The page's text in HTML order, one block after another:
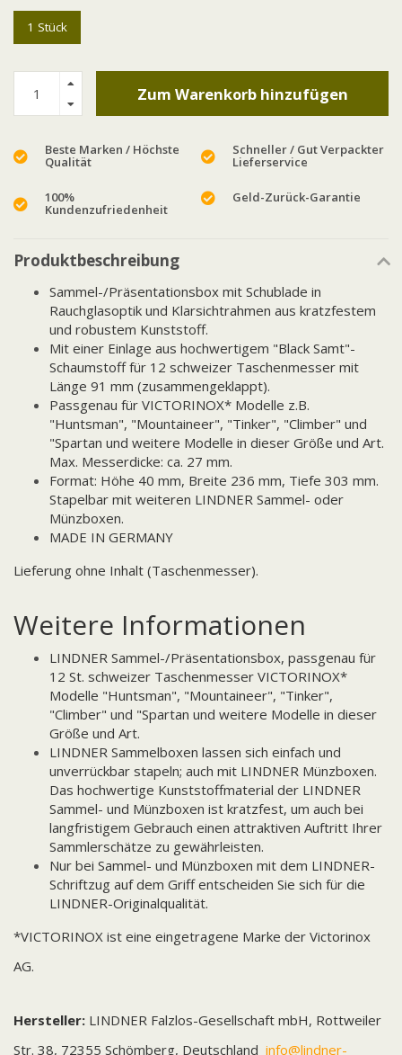
1 Stück
Zum Warenkorb hinzufügen
Beste Marken / Höchste
Qualität
Schneller / Gut Verpackter
Lieferservice
100%
Kundenzufriedenheit
Geld-Zurück-Garantie
Produktbeschreibung
Sammel-/Präsentationsbox mit Schublade in
Rauchglasoptik und Klarsichtrahmen aus kratzfestem
und robustem Kunststoff.
Mit einer Einlage aus hochwertigem "Black Samt"-
Schaumstoff für 12 schweizer Taschenmesser mit
Länge 91 mm (zusammengeklappt).
Passgenau für VICTORINOX* Modelle z.B.
"Huntsman", "Mountaineer", "Tinker", "Climber" und
"Spartan und weitere Modelle in dieser Größe und Art.
Max. Messerdicke: ca. 27 mm.
Format: Höhe 40 mm, Breite 236 mm, Tiefe 303 mm.
Stapelbar mit weiteren LINDNER Sammel- oder
Münzboxen.
MADE IN GERMANY
Lieferung ohne Inhalt (Taschenmesser).
Weitere Informationen
LINDNER Sammel-/Präsentationsbox, passgenau für
12 St. schweizer Taschenmesser VICTORINOX*
Modelle "Huntsman", "Mountaineer", "Tinker",
"Climber" und "Spartan und weitere Modelle in dieser
Größe und Art.
LINDNER Sammelboxen lassen sich einfach und
unverrückbar stapeln; auch mit LINDNER Münzboxen.
Das hochwertige Kunststoffmaterial der LINDNER
Sammel- und Münzboxen ist kratzfest, um auch bei
langfristigem Gebrauch einen attraktiven Auftritt Ihrer
Sammlerschätze zu gewährleisten.
Nur bei Sammel- und Münzboxen mit dem LINDNER-
Schriftzug auf dem Griff entscheiden Sie sich für die
LINDNER-Originalqualität.
*VICTORINOX ist eine eingetragene Marke der Victorinox
AG.
Hersteller: LINDNER Falzlos-Gesellschaft mbH, Rottweiler
Str. 38, 72355 Schömberg, Deutschland info@lindner-